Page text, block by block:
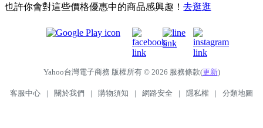
也許你會對這些價格優惠中的商品感興趣！ 去逛逛
Yahoo台灣電子商務 版權所有 © 2026 服務條款(更新)
客服中心 | 關於我們 | 購物須知 | 網路安全 | 隱私權 | 分類地圖